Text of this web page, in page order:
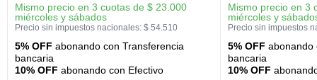
Mismo precio en 3 cuotas de $ 23.000
miércoles y sábados
Precio sin impuestos nacionales: $ 54.510
5% OFF abonando con Transferencia
bancaria
10% OFF abonando con Efectivo
Mismo precio en 3
miércoles y
Precio sin impuestos
5% OFF abonando
bancaria
10% OFF